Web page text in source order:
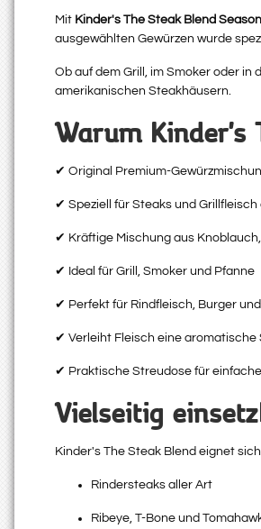
Mit Kinder's The Steak Blend
ausgewählten Gewürzen wurde
Ob auf dem Grill, im Smoker oder
amerikanischen Steakhäusern.
Warum Kinder's
✔ Original Premium-
✔ Speziell für Steaks und
✔ Kräftige Mischung aus
✔ Ideal für Grill, Smoker und Pfanne
✔ Perfekt für Rindfleisch, Burger
✔ Verleiht Fleisch eine
✔ Praktische Streudose für
Vielseitig
Kinder's The Steak Blend eignet
Rindersteaks aller Art
Ribeye, T-Bone und